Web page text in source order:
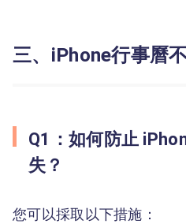
三、iPhone行事曆
Q1：如何防止
失？
您可以採取以下措施：